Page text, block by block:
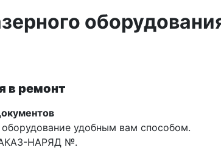
в ремонт
удобным вам способом.
НАРЯД №.